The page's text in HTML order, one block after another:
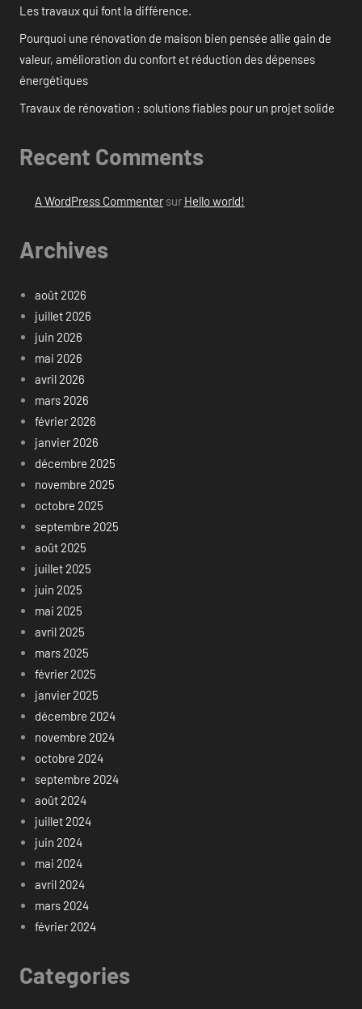
Les travaux qui font la différence.
Pourquoi une rénovation de maison bien pensée allie gain de
valeur, amélioration du confort et réduction des dépenses
énergétiques
Travaux de rénovation : solutions fiables pour un projet solide
Recent Comments
A WordPress Commentersur Hello world!
Archives
août 2026
juillet 2026
juin 2026
mai 2026
avril 2026
mars 2026
février 2026
janvier 2026
décembre 2025
novembre 2025
octobre 2025
septembre 2025
août 2025
juillet 2025
juin 2025
mai 2025
avril 2025
mars 2025
février 2025
janvier 2025
décembre 2024
novembre 2024
octobre 2024
septembre 2024
août 2024
juillet 2024
juin 2024
mai 2024
avril 2024
mars 2024
février 2024
Categories